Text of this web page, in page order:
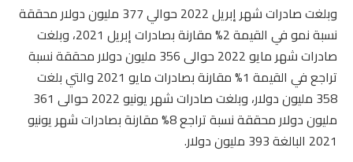
وبلغت صادرات شهر إبريل 2022 حوالي 377 مليون دولار محققة
نسبة نمو في القيمة 2% مقارنة بصادرات إبريل 2021، وبلغت
صادرات شهر مايو 2022 حوالى 356 مليون دولار محققة نسبة
تراجع في القيمة 1% مقارنة بصادرات مايو 2021 والتي بلغت
358 مليون دولار، وبلغت صادرات شهر يونيو 2022 حوالى 361
مليون دولار محققة نسبة تراجع 8% مقارنة بصادرات شهر يونيو
2021 البالغة 393 مليون دولار.